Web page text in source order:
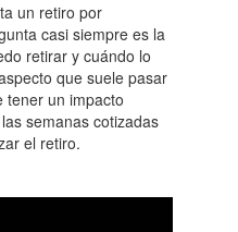
un retiro por
casi siempre es la
retirar y cuándo lo
que suele pasar
tener un impacto
semanas cotizadas
el retiro.